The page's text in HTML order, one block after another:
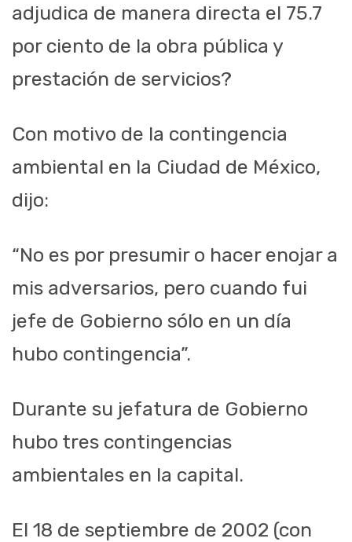
adjudica de manera directa el 75.7
por ciento de la obra pública y
prestación de servicios?
Con motivo de la contingencia
ambiental en la Ciudad de México,
dijo:
“No es por presumir o hacer enojar a
mis adversarios, pero cuando fui
jefe de Gobierno sólo en un día
hubo contingencia”.
Durante su jefatura de Gobierno
hubo tres contingencias
ambientales en la capital.
El 18 de septiembre de 2002 (con